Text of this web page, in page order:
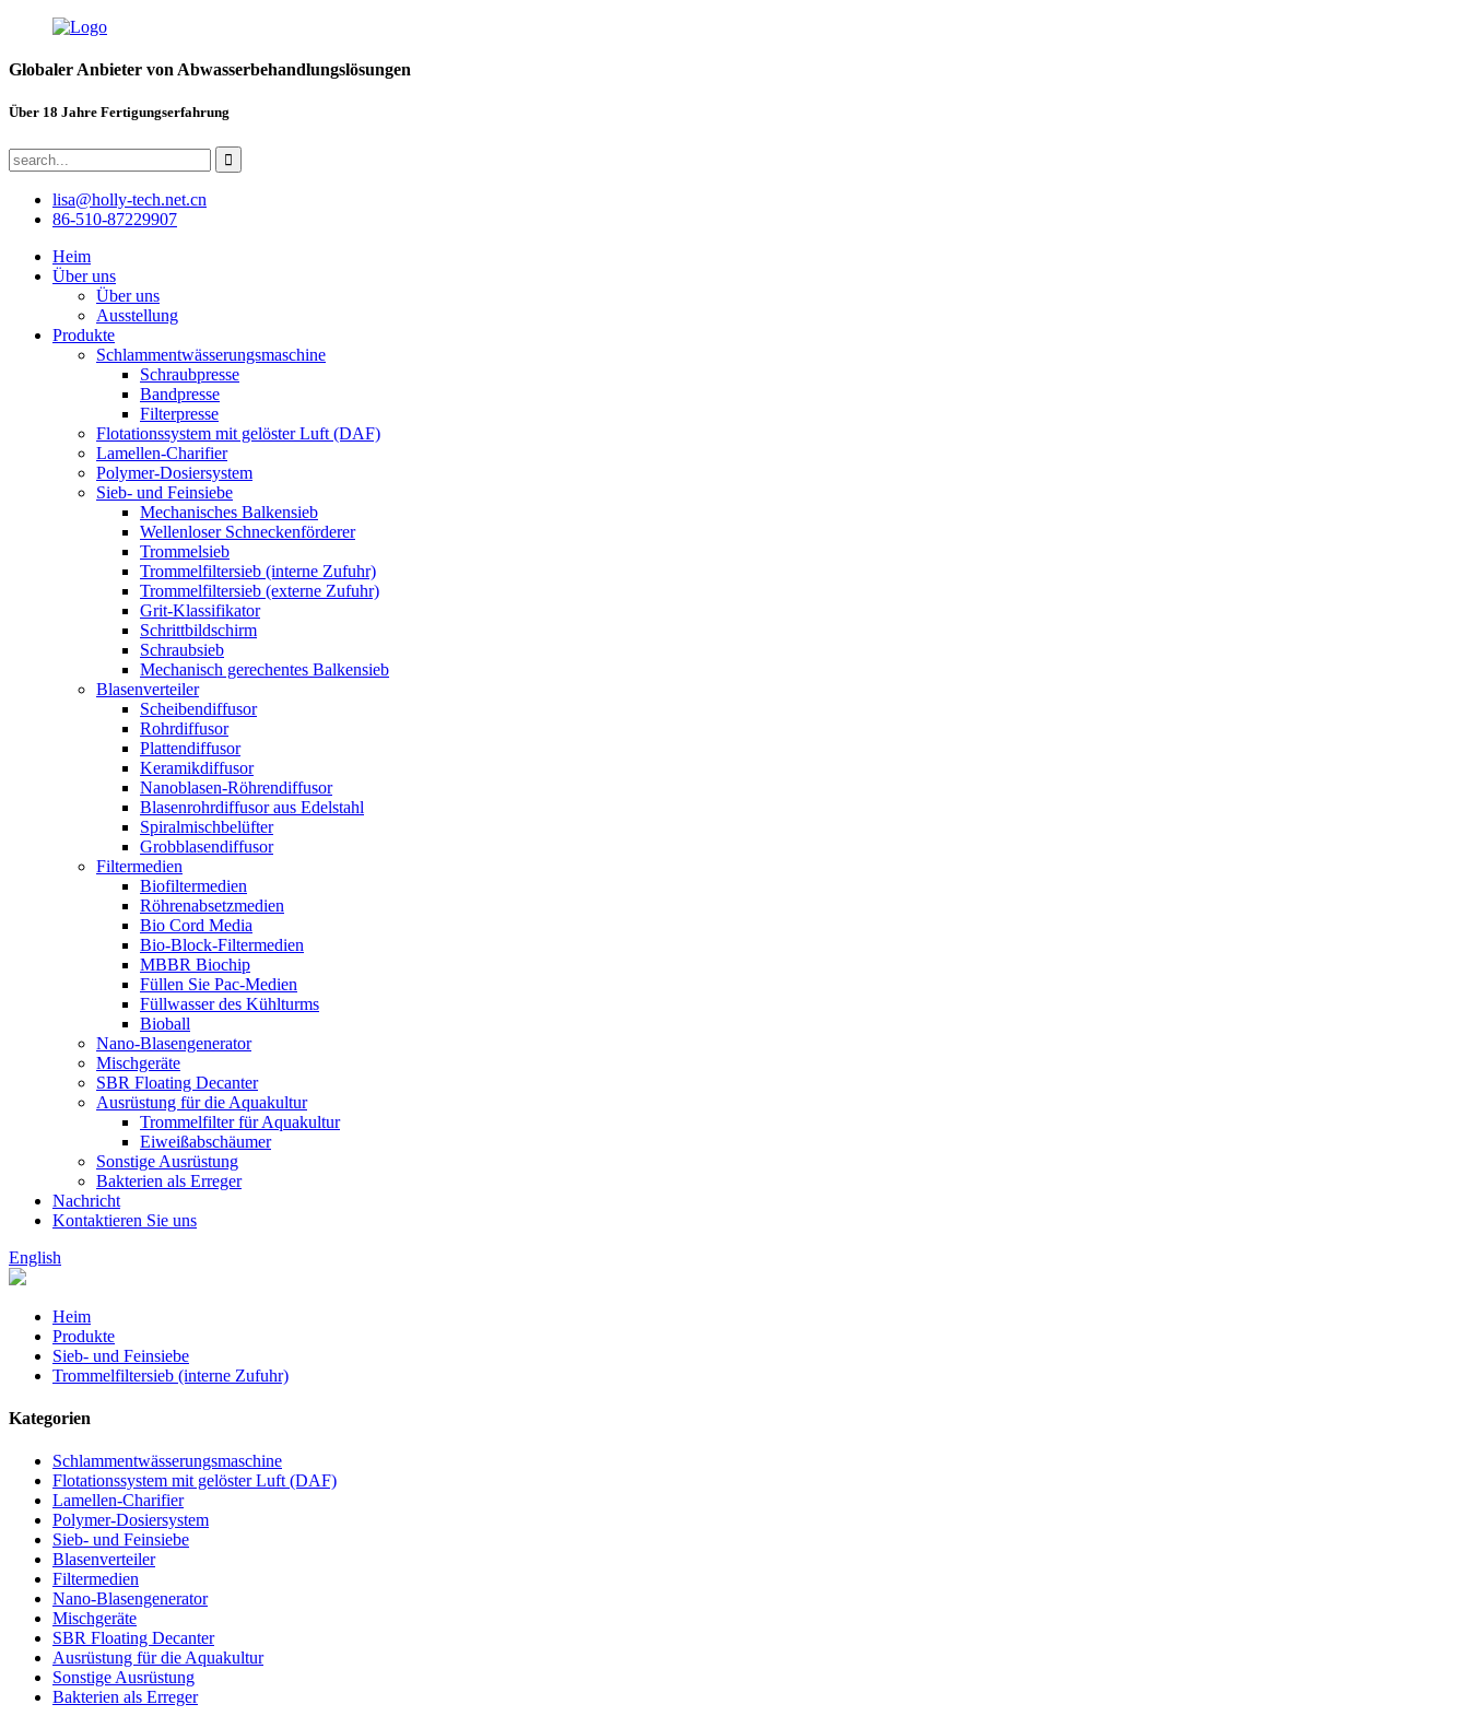
Globaler Anbieter von Abwasserbehandlungslösungen
Über 18 Jahre Fertigungserfahrung
lisa@holly-tech.net.cn
86-510-87229907
Heim
Über uns
Über uns
Ausstellung
Produkte
Schlammentwässerungsmaschine
Schraubpresse
Bandpresse
Filterpresse
Flotationssystem mit gelöster Luft (DAF)
Lamellen-Charifier
Polymer-Dosiersystem
Sieb- und Feinsiebe
Mechanisches Balkensieb
Wellenloser Schneckenförderer
Trommelsieb
Trommelfiltersieb (interne Zufuhr)
Trommelfiltersieb (externe Zufuhr)
Grit-Klassifikator
Schrittbildschirm
Schraubsieb
Mechanisch gerechentes Balkensieb
Blasenverteiler
Scheibendiffusor
Rohrdiffusor
Plattendiffusor
Keramikdiffusor
Nanoblasen-Röhrendiffusor
Blasenrohrdiffusor aus Edelstahl
Spiralmischbelüfter
Grobblasendiffusor
Filtermedien
Biofiltermedien
Röhrenabsetzmedien
Bio Cord Media
Bio-Block-Filtermedien
MBBR Biochip
Füllen Sie Pac-Medien
Füllwasser des Kühlturms
Bioball
Nano-Blasengenerator
Mischgeräte
SBR Floating Decanter
Ausrüstung für die Aquakultur
Trommelfilter für Aquakultur
Eiweißabschäumer
Sonstige Ausrüstung
Bakterien als Erreger
Nachricht
Kontaktieren Sie uns
English
Heim
Produkte
Sieb- und Feinsiebe
Trommelfiltersieb (interne Zufuhr)
Kategorien
Schlammentwässerungsmaschine
Flotationssystem mit gelöster Luft (DAF)
Lamellen-Charifier
Polymer-Dosiersystem
Sieb- und Feinsiebe
Blasenverteiler
Filtermedien
Nano-Blasengenerator
Mischgeräte
SBR Floating Decanter
Ausrüstung für die Aquakultur
Sonstige Ausrüstung
Bakterien als Erreger